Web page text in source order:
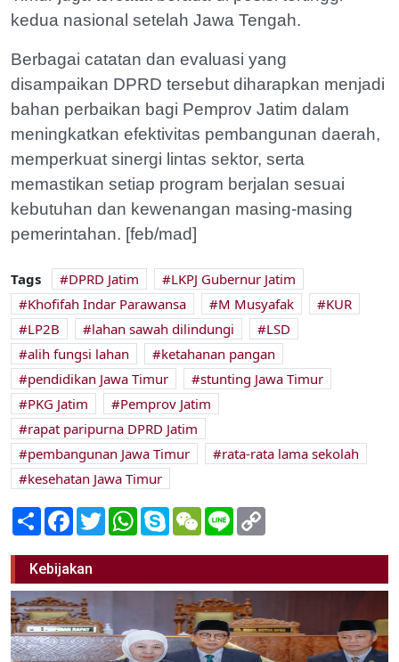
kedua nasional setelah Jawa Tengah.
Berbagai catatan dan evaluasi yang
disampaikan DPRD tersebut diharapkan menjadi
bahan perbaikan bagi Pemprov Jatim dalam
meningkatkan efektivitas pembangunan daerah,
memperkuat sinergi lintas sektor, serta
memastikan setiap program berjalan sesuai
kebutuhan dan kewenangan masing-masing
pemerintahan. [feb/mad]
Tags DPRD Jatim
LKPJ Gubernur Jatim
Khofifah Indar Parawansa
M Musyafak
KUR
LP2B
lahan sawah dilindungi
LSD
alih fungsi lahan
ketahanan pangan
pendidikan Jawa Timur
stunting Jawa Timur
PKG Jatim
Pemprov Jatim
rapat paripurna DPRD Jatim
pembangunan Jawa Timur
rata-rata lama sekolah
kesehatan Jawa Timur
Share Facebook
TwitterWhatsApp
SkypeWeChatLine
Kebijakan